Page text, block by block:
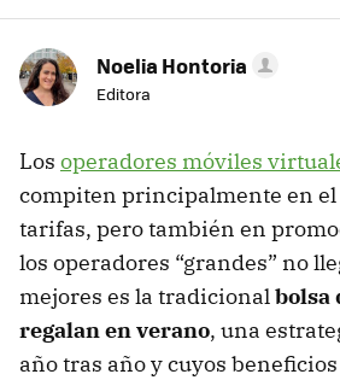
Noelia Hontoria
Editora
Los operadores móviles
compiten principalmente en el
tarifas, pero también en
los operadores “grandes” no
mejores es la tradicionalbolsa
regalan en verano, una
año tras año y cuyos